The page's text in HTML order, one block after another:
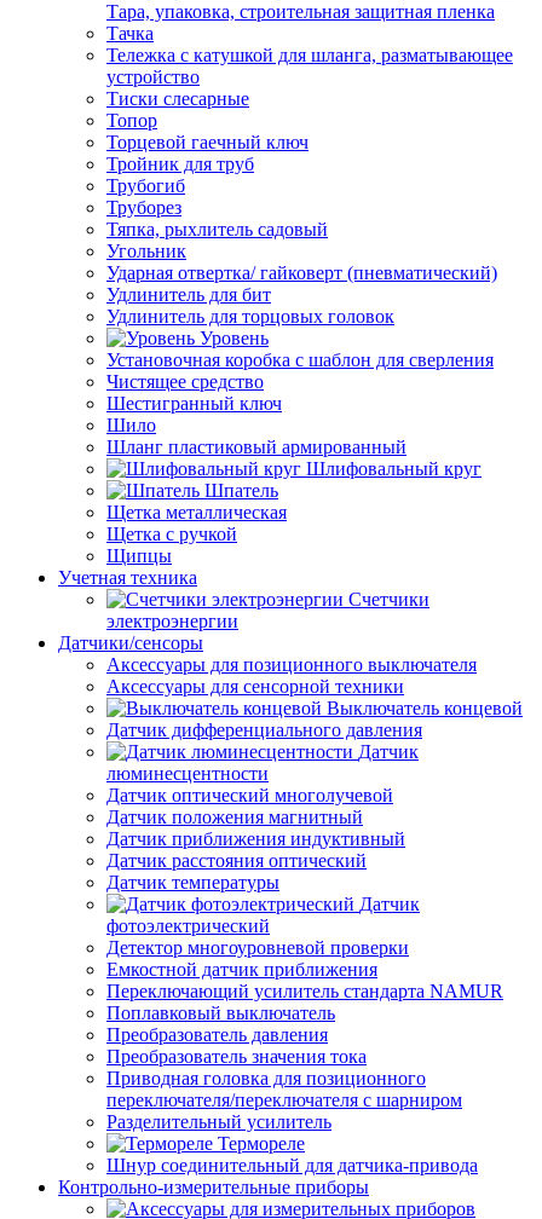
Тара, упаковка, строительная защитная пленка
Тачка
Тележка с катушкой для шланга, разматывающее
устройство
Тиски слесарные
Топор
Торцевой гаечный ключ
Тройник для труб
Трубогиб
Труборез
Тяпка, рыхлитель садовый
Угольник
Ударная отвертка/ гайковерт (пневматический)
Удлинитель для бит
Удлинитель для торцовых головок
Уровень
Установочная коробка с шаблон для сверления
Чистящее средство
Шестигранный ключ
Шило
Шланг пластиковый армированный
Шлифовальный круг
Шпатель
Щетка металлическая
Щетка с ручкой
Щипцы
Учетная техника
Счетчики
электроэнергии
Датчики/сенсоры
Аксессуары для позиционного выключателя
Аксессуары для сенсорной техники
Выключатель концевой
Датчик дифференциального давления
Датчик
люминесцентности
Датчик оптический многолучевой
Датчик положения магнитный
Датчик приближения индуктивный
Датчик расстояния оптический
Датчик температуры
Датчик
фотоэлектрический
Детектор многоуровневой проверки
Емкостной датчик приближения
Переключающий усилитель стандарта NAMUR
Поплавковый выключатель
Преобразователь давления
Преобразователь значения тока
Приводная головка для позиционного
переключателя/переключателя с шарниром
Разделительный усилитель
Термореле
Шнур соединительный для датчика-привода
Контрольно-измерительные приборы